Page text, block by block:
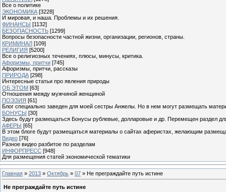
Все о политике
ЭКОНОМИКА [3228]
И мировая, и наша. Проблемы и их решения.
ФИНАНСЫ [1132]
БЕЗОПАСНОСТЬ [1299]
Вопросы безопасности частной жизни, организации, регионов, страны.
КРИМИНАЛ [109]
РЕЛИГИЯ [5200]
Все о религиозных течениях, плюсы, минусы, критика.
Афоризмы, притчи [745]
Афоризмы, притчи, рассказы
ПРИРОДА [298]
Интересные статьи про явления природы
ОБ ЭТОМ [63]
Отношения между мужчиной женщиной
ПОЭЗИЯ [61]
Блог специально заведен для моей сестры Анжелы. Но в нем могут размещать
БОНУСЫ [30]
Здесь будут размещаться Бонусы рублевые, долларовые и др. Перемещен раздел
АФЕРЫ [65]
В этом блоге будут размещаться материалы о сайтах аферистах, желающим
Видео [76]
Разное видео разбитое по разделам
ИНФОРПРЕСС [948]
Для размещения статей экономической тематики
Главная » 2013 » Октябрь » 07 » Не преграждайте путь истине
Не преграждайте путь истине